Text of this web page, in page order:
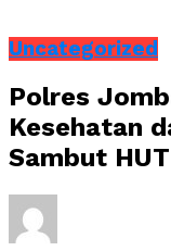
Uncategorized
Polres
Kesehatan
Sambut